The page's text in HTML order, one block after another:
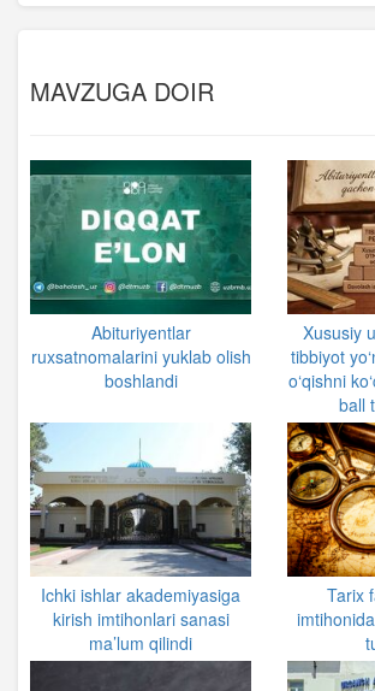
MAVZUGA DOIR
Abituriyentlar
ruxsatnomalarini yuklab olish
boshlandi
Xususiy
tibbiyot
o‘qishni
ball
Ichki ishlar akademiyasiga
kirish imtihonlari sanasi
ma’lum qilindi
Tarix